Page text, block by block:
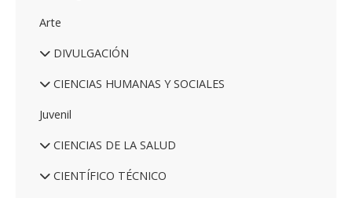
Arte
DIVULGACIÓN
CIENCIAS HUMANAS Y SOCIALES
Juvenil
CIENCIAS DE LA SALUD
CIENTÍFICO TÉCNICO